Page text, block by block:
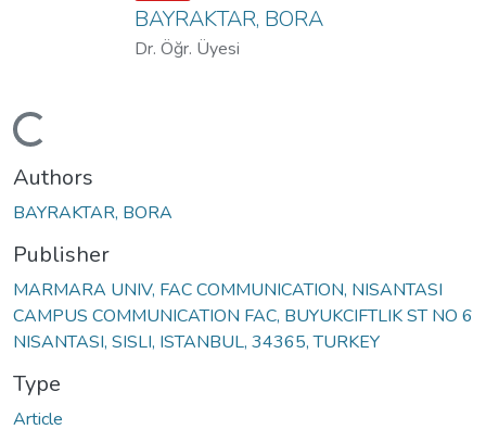
Loading...
BAYRAKTAR, BORA
Dr. Öğr. Üyesi
Authors
BAYRAKTAR, BORA
Publisher
MARMARA UNIV, FAC COMMUNICATION, NISANTASI
CAMPUS COMMUNICATION FAC, BUYUKCIFTLIK ST NO 6
NISANTASI, SISLI, ISTANBUL, 34365, TURKEY
Type
Article